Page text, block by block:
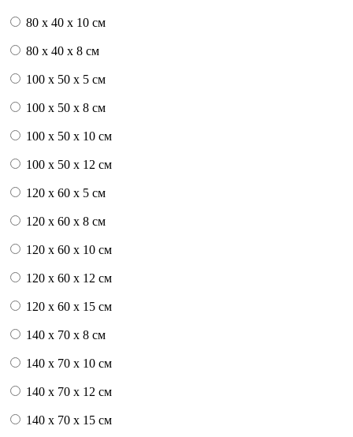
80 x 40 x 10 см
80 x 40 x 8 см
100 x 50 x 5 см
100 х 50 х 8 см
100 x 50 x 10 см
100 x 50 x 12 см
120 x 60 x 5 см
120 x 60 x 8 см
120 x 60 x 10 см
120 x 60 x 12 см
120 x 60 x 15 см
140 x 70 x 8 см
140 x 70 x 10 см
140 x 70 x 12 см
140 x 70 x 15 см